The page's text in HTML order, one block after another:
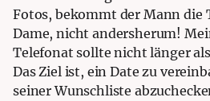
Fotos, bekommt der Mann die
Dame, nicht andersherum!
Telefonat sollte nicht länger
Das Ziel ist, ein Date zu
seiner Wunschliste